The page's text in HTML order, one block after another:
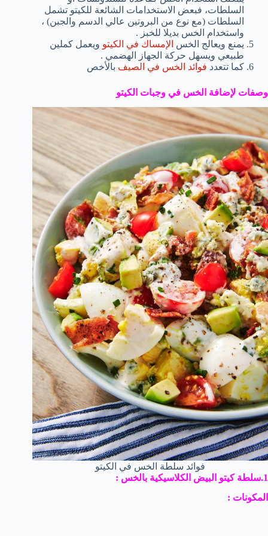
السلطات، فبعض الاستخدامات الشائعة للكيتو تشمل
السلطات (مع نوع من البروتين عالي الدسم والجبن) ،
واستخدام الخس بديلا للخبز .
يمنع ويعالج الخس الإمساك في الكيتو ويعمل كملين
طبيعي ويسهل حركة الجهاز الهضمي .
كما تتعدد فوائد الخس في الصيف بالأخص
وصفات لإضافة الخس في وجبات الكيتو
فوائد سلطة الخس في الكيتو
1.سلطة كيتو البيض الكلاسيكية بالخس :
المكونات :